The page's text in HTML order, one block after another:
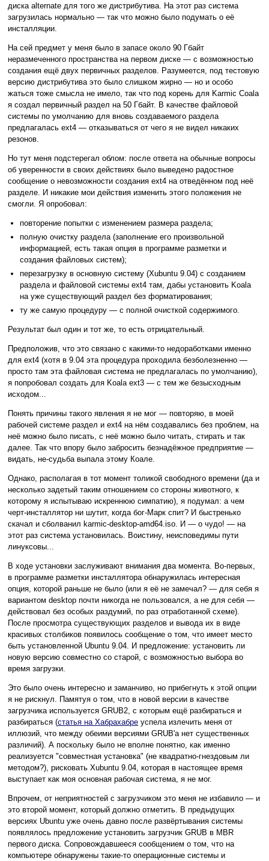
диска alternate для того же дистрибутива. На этот раз система
загрузилась нормально — так что можно было подумать о её
инсталляции.
На сей предмет у меня было в запасе около 90 Гбайт
неразмеченного пространства на первом диске — с возможностью
создания ещё двух первичных разделов. Разумеется, под тестовую
версию дистрибутива это было слишком жирно — но и особо
жаться тоже смысла не имело, так что под корень для Karmic Coala
я создал первичный раздел на 50 Гбайт. В качестве файловой
системы по умолчанию для вновь создаваемого раздела
предлагалась ext4 — отказываться от чего я не видел никаких
резонов.
Но тут меня подстерегал облом: после ответа на обычные вопросы
об уверенности в своих действиях было выведено радостное
сообщение о невозможности создания ext4 на отведённом под неё
разделе. И никакие мои действия изменить этого положения не
смогли. Я опробовал:
повторение попытки с изменением размера раздела;
полную очистку раздела (заполнение его произвольной
информацией, есть такая опция в программе разметки и
создания файловых систем);
перезагрузку в основную систему (Xubuntu 9.04) с созданием
раздела и файловой системы ext4 там, дабы установить Koala
на уже существующий раздел без форматирования;
ту же самую процедуру — с полной очисткой содержимого.
Результат был один и тот же, то есть отрицательный.
Предположив, что это связано с какими-то недоработками именно
для ext4 (хотя в 9.04 эта процедура проходила безболезненно —
просто там эта файловая система не предлагалась по умолчанию),
я попробовал создать для Koala ext3 — с тем же безысходным
исходом...
Понять причины такого явления я не мог — повторяю, в моей
рабочей системе раздел и ext4 на нём создавались без проблем, на
неё можно было писать, с неё можно было читать, стирать и так
далее. Так что впору было забросить безнадёжное предприятие —
видать, не-судьба выпала этому Коале.
Однако, располагая в тот момент толикой свободного времени (да и
несколько задетый таким отношением со стороны животного, к
которому я испытываю искреннюю симпатию), я подумал: а чем
черт-инсталлятор ни шутит, когда бог-Марк спит? И быстренько
скачал и сболванил karmic-desktop-amd64.iso. И — о чудо! — на
этот раз система установилась. Воистину, неисповедимы пути
линуксовы...
В ходе установки заслуживают внимания два момента. Во-первых,
в программе разметки инсталлятора обнаружилась интересная
опция, которой раньше не было (или я её не замечал? — для себя я
вариантом desktop почти никогда не пользовался, а не для себя —
действовал без особых раздумий, по раз отработанной схеме).
После просмотра существующих разделов и вывода их в виде
красивых столбиков появилось сообщение о том, что имеет место
быть установленной Ubuntu 9.04. И предложение: установить ли
новую версию совместно со старой, с возможностью выбора во
время загрузки.
Это было очень интересно и заманчиво, но прибегнуть к этой опции
я не рискнул. Памятуя о том, что в новой версии в качестве
загрузчика используется GRUB2, с которым ещё разбираться и
разбираться (статья на Хабрахабре успела излечить меня от
иллюзий, что между обеими версиями GRUB'а нет существенных
различий). А поскольку было не вполне понятно, как именно
реализуется "совместная установка" (не квадратно-гнездовым ли
методом?), рисковать Xubuntu 9.04, которая в настоящее время
выступает как моя основная рабочая система, я не мог.
Впрочем, от неприятностей с загрузчиком это меня не избавило — и
это второй момент, который должно отметить. В предыдущих
версиях Ubuntu уже очень давно после развёртывания системы
появлялось предложение установить загрузчик GRUB в MBR
первого диска. Сопровождавшееся сообщением о том, что на
компьютере обнаружены такие-то операционные системы и